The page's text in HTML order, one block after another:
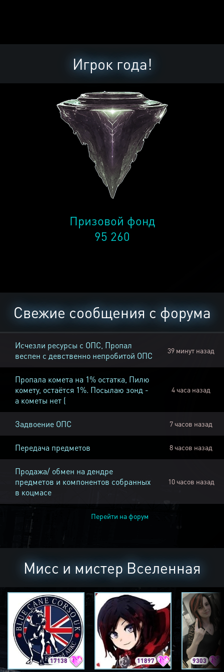
Игрок года!
Призовой фонд
95 260
Свежие сообщения с форума
Исчезли ресурсы с ОПС, Пропал
веспен с девственно непробитой ОПС
39 минут назад
Пропала комета на 1% остатка, Пилю
комету, остаётся 1%. Посылаю зонд -
а кометы нет (
4 часа назад
Задвоение ОПС 7 часов назад
Передача предметов 8 часов назад
Продажа/ обмен на дендре
предметов и компонентов собранных
в коцмасе
10 часов назад
Перейти на форум
Мисс и мистер Вселенная
17138 11897 9303